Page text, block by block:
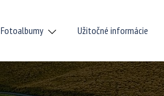
Fotoalbumy Užitočné informácie